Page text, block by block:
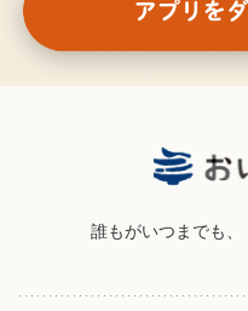
誰もがいつまでも、